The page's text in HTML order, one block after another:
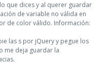
que dices y al querer guardar
de variable no válida en
de color válido. Información:
las s por jQuery y pegue los
me deja guardar la